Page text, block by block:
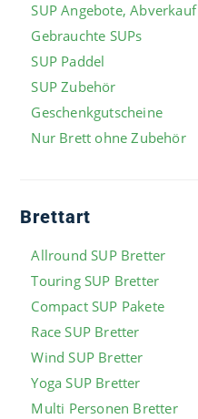
SUP Angebote, Abverkauf
Gebrauchte SUPs
SUP Paddel
SUP Zubehör
Geschenkgutscheine
Nur Brett ohne Zubehör
Brettart
Allround SUP Bretter
Touring SUP Bretter
Compact SUP Pakete
Race SUP Bretter
Wind SUP Bretter
Yoga SUP Bretter
Multi Personen Bretter